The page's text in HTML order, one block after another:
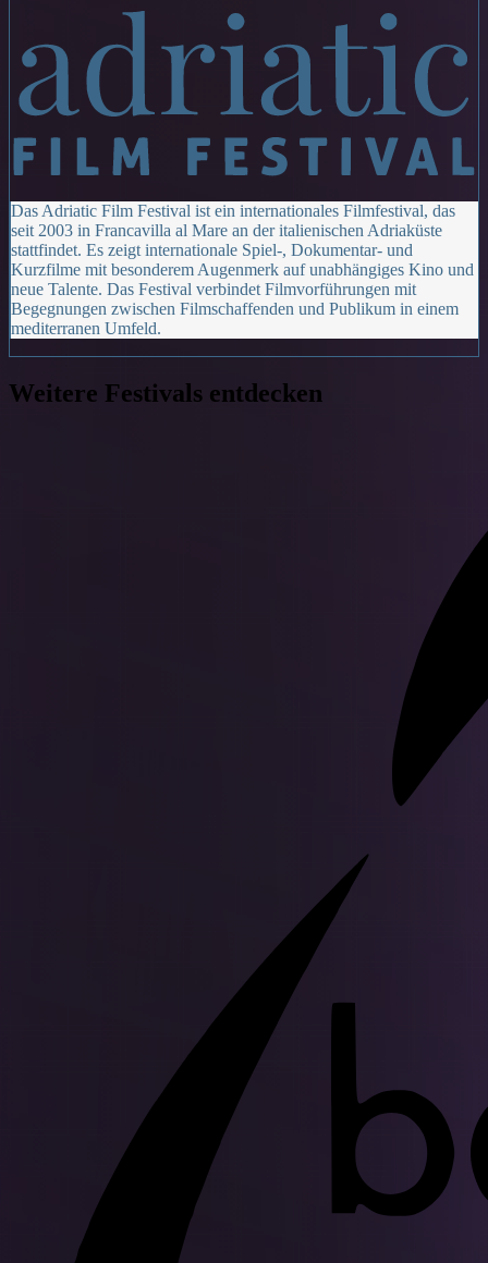
Das Adriatic Film Festival ist ein internationales Filmfestival, das
seit 2003 in Francavilla al Mare an der italienischen Adriaküste
stattfindet. Es zeigt internationale Spiel-, Dokumentar- und
Kurzfilme mit besonderem Augenmerk auf unabhängiges Kino und
neue Talente. Das Festival verbindet Filmvorführungen mit
Begegnungen zwischen Filmschaffenden und Publikum in einem
mediterranen Umfeld.
Weitere Festivals entdecken